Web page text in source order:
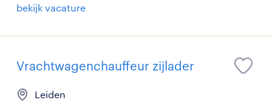
bekijk vacature
Vrachtwagenchauffeur zijlader
Leiden